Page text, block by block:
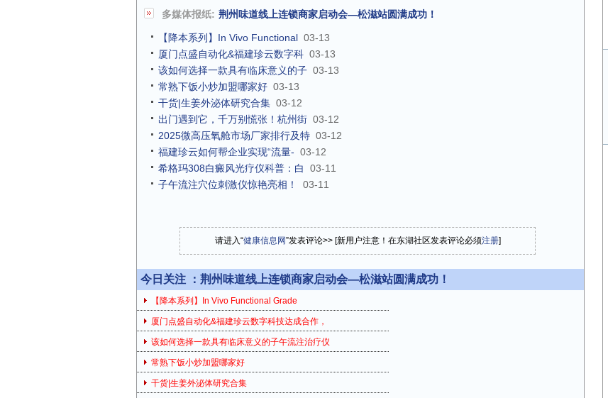
多媒体报纸: 荆州味道线上连锁商家启动会—松滋站圆满成功！
【降本系列】In Vivo Functional 03-13
厦门点盛自动化&福建珍云数字科 03-13
该如何选择一款具有临床意义的子 03-13
常熟下饭小炒加盟哪家好 03-13
干货|生姜外泌体研究合集 03-12
出门遇到它，千万别慌张！杭州街 03-12
2025微高压氧舱市场厂家排行及特 03-12
福建珍云如何帮企业实现“流量- 03-12
希格玛308白癜风光疗仪科普：白
03-11
子午流注穴位刺激仪惊艳亮相！
03-11
请进入“健康信息网”发表评论>> [新用户注意！在东湖社区发表评论必须注册]
今日关注 ： 荆州味道线上连锁商家启动会—松滋站圆满成功！
【降本系列】In Vivo Functional Grade
厦门点盛自动化&福建珍云数字科技达成合作，
该如何选择一款具有临床意义的子午流注治疗仪
常熟下饭小炒加盟哪家好
干货|生姜外泌体研究合集